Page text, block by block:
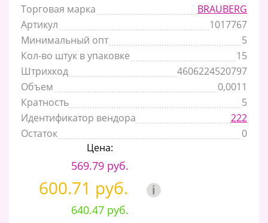
Торговая марка
BRAUBERG
Артикул
1017767
Минимальный опт
5
Кол-во штук в упаковке
15
Штрихкод
4606224520797
Объем
0,0011
Кратность
5
Идентификатор вендора
222
Остаток
0
Цена:
569.79 руб.
600.71 руб. i
640.47 руб.